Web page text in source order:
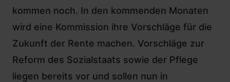
kommen noch. In den kommenden Monaten
wird eine Kommission ihre Vorschläge für die
Zukunft der Rente machen. Vorschläge zur
Reform des Sozialstaats sowie der Pflege
liegen bereits vor und sollen nun in